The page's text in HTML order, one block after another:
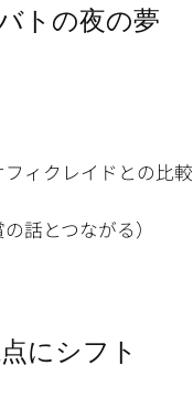
トの夜の夢
ィクレイドとの比較
話とつながる）
にシフト